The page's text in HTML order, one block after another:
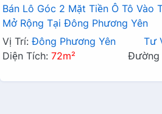
Bán Lô Góc 2 Mặt Tiền Ô Tô Vào
Mở Rộng Tại Đông Phương Yên
Vị Trí: Đông Phương Yên Tư
Diện Tích: 72m² Đường